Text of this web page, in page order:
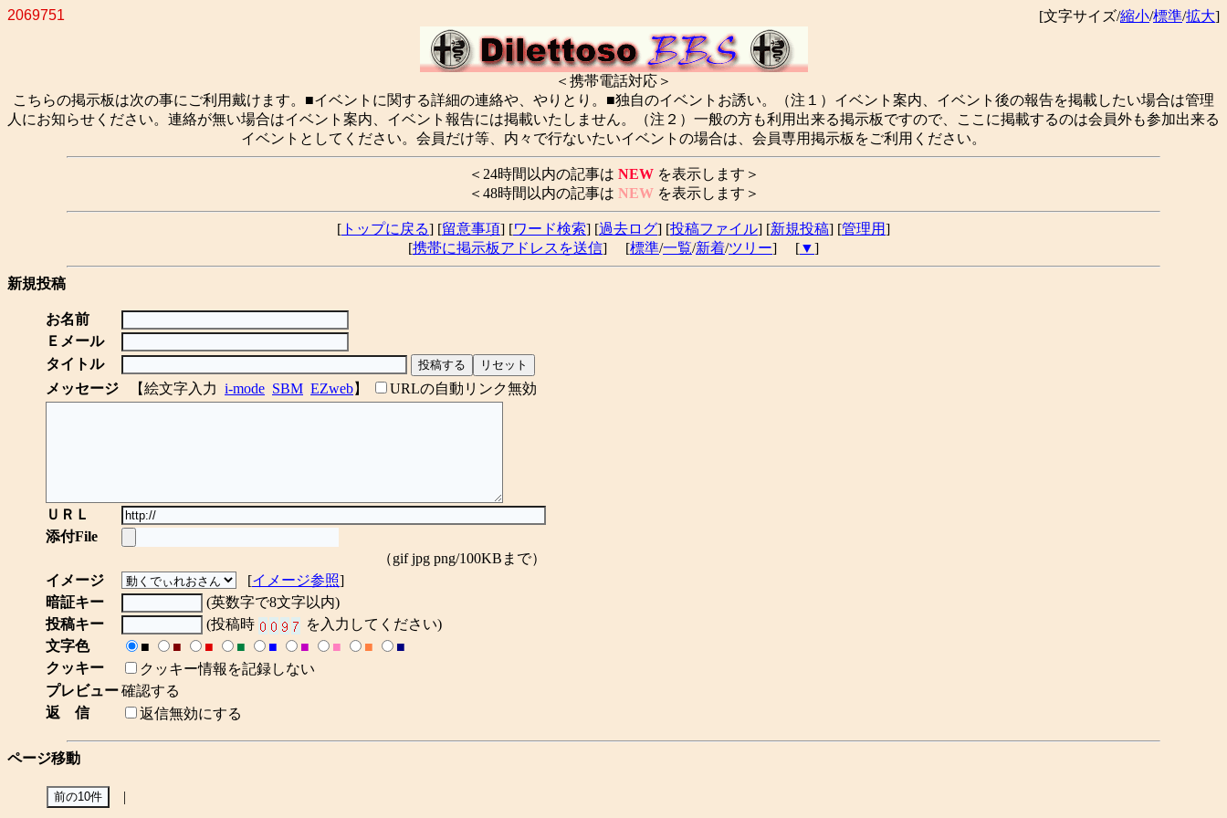
2069751 [文字サイズ/縮小/標準/拡大]
＜携帯電話対応＞
こちらの掲示板は次の事にご利用戴けます。■イベントに関する詳細の連絡や、やりとり。■独自のイベントお誘い。（注１）イベント案内、イベント後の報告を掲載したい場合は管理
人にお知らせください。連絡が無い場合はイベント案内、イベント報告には掲載いたしません。（注２）一般の方も利用出来る掲示板ですので、ここに掲載するのは会員外も参加出来る
イベントとしてください。会員だけ等、内々で行ないたいイベントの場合は、会員専用掲示板をご利用ください。
＜24時間以内の記事は NEWを表示します＞
＜48時間以内の記事は NEWを表示します＞
[ トップに戻る] [留意事項] [ワード検索] [過去ログ] [投稿ファイル] [新規投稿] [管理用]
[携帯に掲示板アドレスを送信] [標準/一覧/新着/ツリー] [▼]
新規投稿
お名前
Ｅメール
タイトル
メッセージ
【絵文字入力 i-mode SBM EZweb】 URLの自動リンク無効
ＵＲＬ
添付File
（gif jpg png/100KBまで）
イメージ
[イメージ参照]
暗証キー
(英数字で8文字以内)
投稿キー
(投稿時
を入力してください)
文字色
■ ■ ■ ■ ■ ■ ■ ■
■
クッキー
クッキー情報を記録しない
プレビュー確認する
返 信
返信無効にする
ページ移動
|